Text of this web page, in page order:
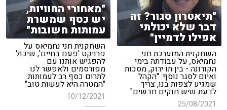
"מאחורי החוויות,
יש כסף שמשרת
עמותות חשובות"
השחקנית חני נחמיאס על
פרויקט 'פעם בחיים', שיכול
להפגיש אותנו עם
מפורסמים ולאפשר לנו
לתרום כסף רב לעמותות:
"המטרה היא לעשות טוב"
10/12/2021
"תיאטרון סגור? זה
דבר שלא יכולתי
אפילו לדמיין"
השחקנית המוערכת חני
נחמיאס, על עבודתה בימי
הקורונה - בין תו ירוק, מסכות
ואיום לסגר נוסף: "הקהל
שמגיע לצפות בנו, צריך
לדעת שיש חוקים חדשים"
25/08/2021